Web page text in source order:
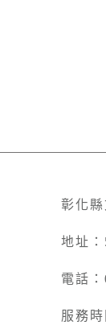
彰化
地址
電話
服務